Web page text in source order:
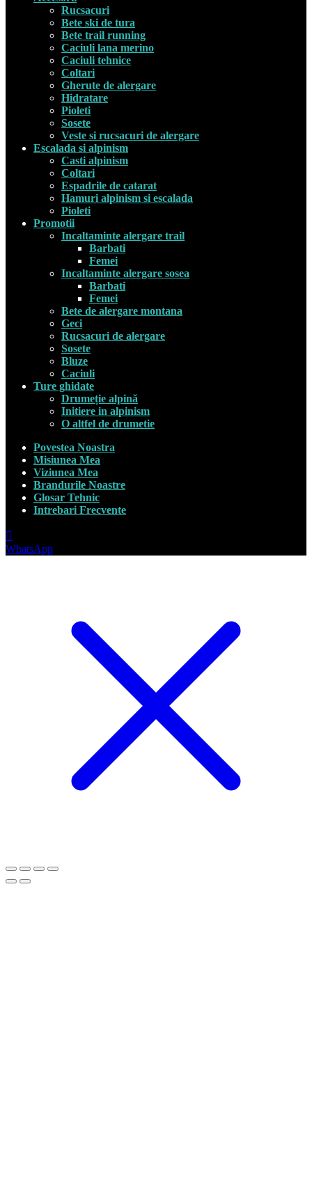
Rucsacuri
Bete ski de tura
Bete trail running
Caciuli lana merino
Caciuli tehnice
Coltari
Gherute de alergare
Hidratare
Pioleti
Sosete
Veste si rucsacuri de alergare
Escalada si alpinism
Casti alpinism
Coltari
Espadrile de catarat
Hamuri alpinism si escalada
Pioleti
Promotii
Incaltaminte alergare trail
Barbati
Femei
Incaltaminte alergare sosea
Barbati
Femei
Bete de alergare montana
Geci
Rucsacuri de alergare
Sosete
Bluze
Caciuli
Ture ghidate
Drumeție alpină
Initiere in alpinism
O altfel de drumetie
Povestea Noastra
Misiunea Mea
Viziunea Mea
Brandurile Noastre
Glosar Tehnic
Intrebari Frecvente
WhatsApp